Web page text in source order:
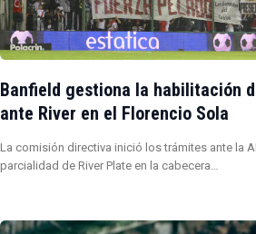
Banfield gestiona la habilitación
ante River en el Florencio Sola
La comisión directiva inició los trámites ante la
parcialidad de River Plate en la cabecera…